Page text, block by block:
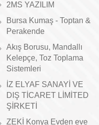
2MS YAZILIM
Bursa Kumaş - Toptan &
Perakende
Akış Borusu, Mandallı
Kelepçe, Toz Toplama
Sistemleri
İZ ELYAF SANAYİ VE
DIŞ TİCARET LİMİTED
ŞİRKETİ
ZEKİ Konya Evden eve